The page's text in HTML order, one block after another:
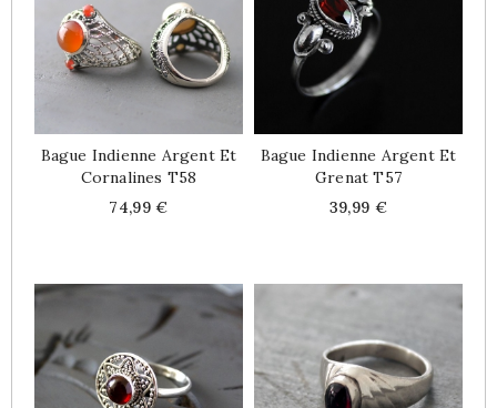
Bague Indienne Argent Et
Cornalines T58
Price
74,99 €
Bague Indienne Argent Et
Grenat T57
Price
39,99 €